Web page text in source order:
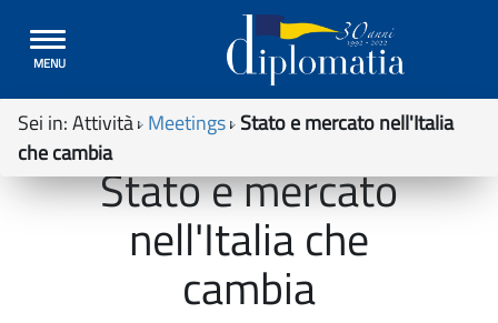
Toggle
navigation
MENU
Sei in:Attività Meetings Stato e mercato nell'Italia
che cambia
Stato e mercato
nell'Italia che
cambia